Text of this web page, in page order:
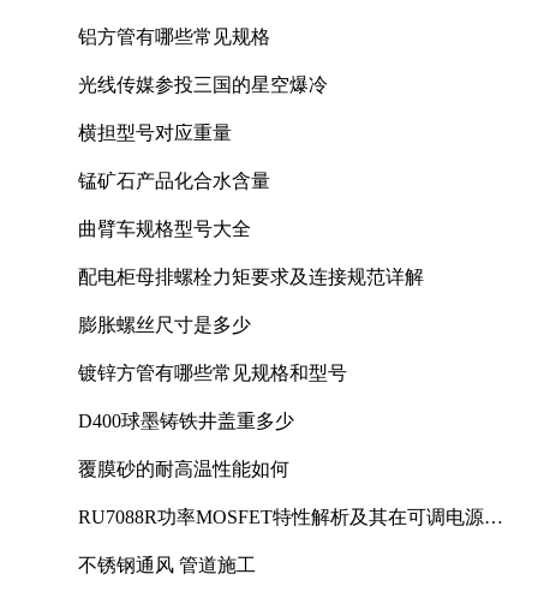
铝方管有哪些常见规格
光线传媒参投三国的星空爆冷
横担型号对应重量
锰矿石产品化合水含量
曲臂车规格型号大全
配电柜母排螺栓力矩要求及连接规范详解
膨胀螺丝尺寸是多少
镀锌方管有哪些常见规格和型号
D400球墨铸铁井盖重多少
覆膜砂的耐高温性能如何
RU7088R功率MOSFET特性解析及其在可调电源设
不锈钢通风 管道施工